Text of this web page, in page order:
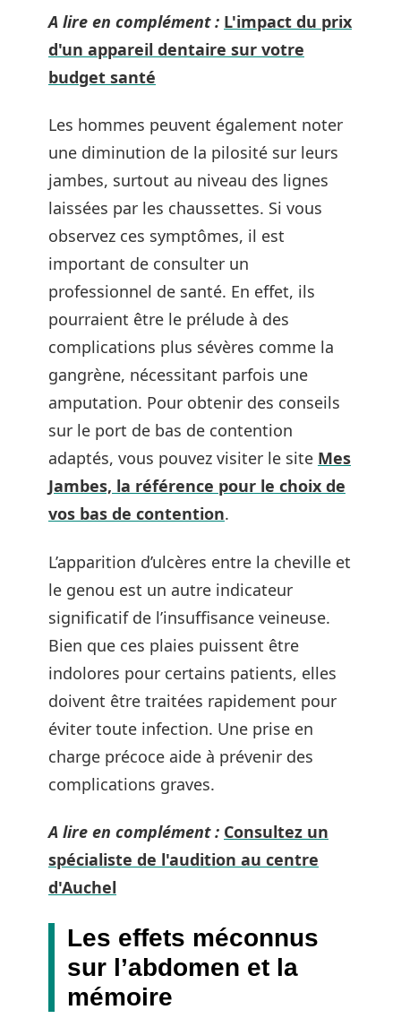
A lire en complément : L'impact du prix
d'un appareil dentaire sur votre
budget santé
Les hommes peuvent également noter
une diminution de la pilosité sur leurs
jambes, surtout au niveau des lignes
laissées par les chaussettes. Si vous
observez ces symptômes, il est
important de consulter un
professionnel de santé. En effet, ils
pourraient être le prélude à des
complications plus sévères comme la
gangrène, nécessitant parfois une
amputation. Pour obtenir des conseils
sur le port de bas de contention
adaptés, vous pouvez visiter le site Mes
Jambes, la référence pour le choix de
vos bas de contention.
L’apparition d’ulcères entre la cheville et
le genou est un autre indicateur
significatif de l’insuffisance veineuse.
Bien que ces plaies puissent être
indolores pour certains patients, elles
doivent être traitées rapidement pour
éviter toute infection. Une prise en
charge précoce aide à prévenir des
complications graves.
A lire en complément : Consultez un
spécialiste de l'audition au centre
d'Auchel
Les effets méconnus
sur l’abdomen et la
mémoire